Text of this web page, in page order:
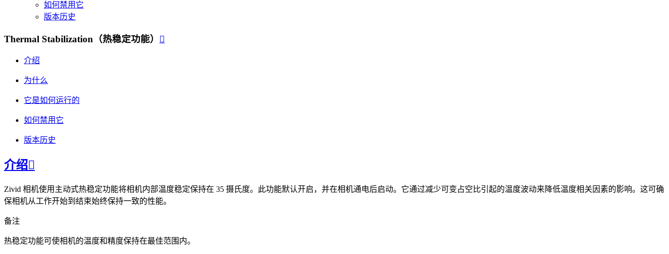
如何禁用它
版本历史
Thermal Stabilization（热稳定功能） 
介绍
为什么
它是如何运行的
如何禁用它
版本历史
介绍
Zivid 相机使用主动式热稳定功能将相机内部温度稳定保持在 35 摄氏度。此功能默认开启，并在相机通电后启动。它通过减少可变占空比引起的温度波动来降低温度相关因素的影响。这可确
保相机从工作开始到结束始终保持一致的性能。
备注
热稳定功能可使相机的温度和精度保持在最佳范围内。